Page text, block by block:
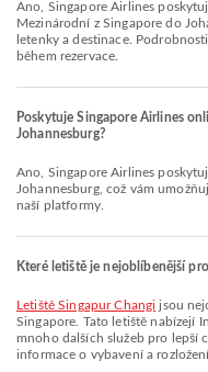
Ano, Singapore Airlines poskytuje zavazadlový limit pro lety Domácí &
Mezinárodní z Singapore do
letenky a destinace.
během rezervace.
Poskytuje Singapore Airlines
Johannesburg?
Ano, Singapore Airlines poskytuje online odbavení na let z Singapore do
Johannesburg, což vám
naší platformy.
Které letiště je nejoblíbenější
Letiště Singapur Changi jsou
Singapore. Tato letiště nabízejí
mnoho dalších služeb pro lepší
informace o vybavení a